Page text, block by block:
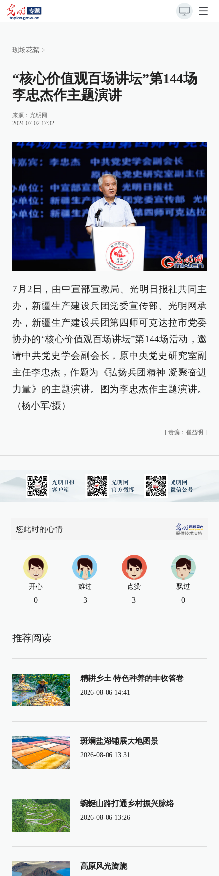
现场花絮 >
“核心价值观百场讲坛”第144场
李忠杰作主题演讲
来源： 光明网
2024-07-02 17:32
7月2日，由中宣部宣教局、光明日报社共同主
办，新疆生产建设兵团党委宣传部、光明网承
办，新疆生产建设兵团第四师可克达拉市党委
协办的“核心价值观百场讲坛”第144场活动，邀
请中共党史学会副会长，原中央党史研究室副
主任李忠杰，作题为《弘扬兵团精神 凝聚奋进
力量》的主题演讲。图为李忠杰作主题演讲。
（杨小军/摄）
[ 责编：崔益明 ]
您此时的心情
开心
0
难过
3
点赞
3
飘过
0
推荐阅读
精耕乡土 特色种养的丰收答卷
2026-08-06 14:41
斑斓盐湖铺展大地图景
2026-08-06 13:31
蜿蜒山路打通乡村振兴脉络
2026-08-06 13:26
高原风光旖旎